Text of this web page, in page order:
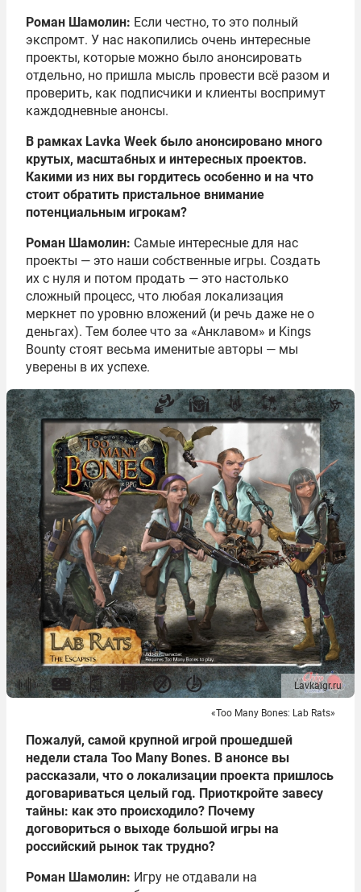
Роман Шамолин: Если честно, то это полный
экспромт. У нас накопились очень интересные
проекты, которые можно было анонсировать
отдельно, но пришла мысль провести всё разом и
проверить, как подписчики и клиенты воспримут
каждодневные анонсы.
В рамках Lavka Week было анонсировано много
крутых, масштабных и интересных проектов.
Какими из них вы гордитесь особенно и на что
стоит обратить пристальное внимание
потенциальным игрокам?
Роман Шамолин: Самые интересные для нас
проекты — это наши собственные игры. Создать
их с нуля и потом продать — это настолько
сложный процесс, что любая локализация
меркнет по уровню вложений (и речь даже не о
деньгах). Тем более что за «Анклавом» и Kings
Bounty стоят весьма именитые авторы — мы
уверены в их успехе.
Lavkaigr.ru
«Too Many Bones: Lab Rats»
Пожалуй, самой крупной игрой прошедшей
недели стала Too Many Bones. В анонсе вы
рассказали, что о локализации проекта пришлось
договариваться целый год. Приоткройте завесу
тайны: как это происходило? Почему
договориться о выходе большой игры на
российский рынок так трудно?
Роман Шамолин: Игру не отдавали на